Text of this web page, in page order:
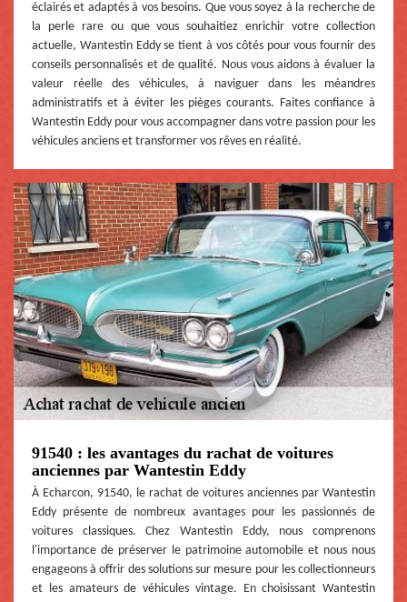
éclairés et adaptés à vos besoins. Que vous soyez à la recherche de
la perle rare ou que vous souhaitiez enrichir votre collection
actuelle, Wantestin Eddy se tient à vos côtés pour vous fournir des
conseils personnalisés et de qualité. Nous vous aidons à évaluer la
valeur réelle des véhicules, à naviguer dans les méandres
administratifs et à éviter les pièges courants. Faites confiance à
Wantestin Eddy pour vous accompagner dans votre passion pour les
véhicules anciens et transformer vos rêves en réalité.
91540 : les avantages du rachat de voitures
anciennes par Wantestin Eddy
À Echarcon, 91540, le rachat de voitures anciennes par Wantestin
Eddy présente de nombreux avantages pour les passionnés de
voitures classiques. Chez Wantestin Eddy, nous comprenons
l'importance de préserver le patrimoine automobile et nous nous
engageons à offrir des solutions sur mesure pour les collectionneurs
et les amateurs de véhicules vintage. En choisissant Wantestin